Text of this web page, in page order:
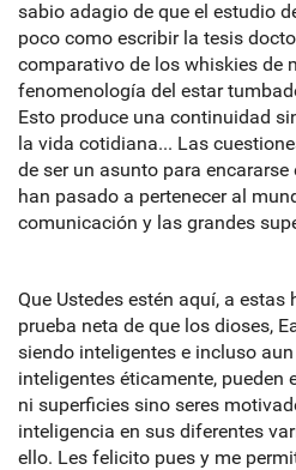
sabio adagio de que el estudio
poco como escribir la tesis
comparativo de los whiskies de
fenomenología del estar
Esto produce una continuidad
la vida cotidiana... Las
de ser un asunto para
han pasado a pertenecer al
comunicación y las grandes
Que Ustedes estén aquí, a estas
prueba neta de que los dioses,
siendo inteligentes e incluso
inteligentes éticamente, pueden
ni superficies sino seres
inteligencia en sus diferentes
ello. Les felicito pues y me